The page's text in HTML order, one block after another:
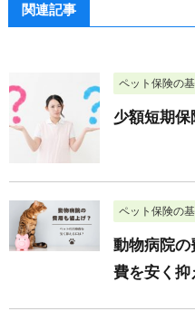
関連記事
ペット保険の
少額短期保
ペット保険の
動物病院の
費を安く抑